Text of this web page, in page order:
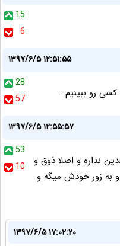
15
6
۱۳۹۷/۶/۵ ۱۲:۵۱:۵۵
28
57
رو ببینیم...
۱۳۹۷/۶/۵ ۱۲:۵۵:۵۷
53
10
نداره و اصلا ذوق و
و به زور خودش میگه و
۱۳۹۷/۶/۵ ۱۷:۰۲:۲۰